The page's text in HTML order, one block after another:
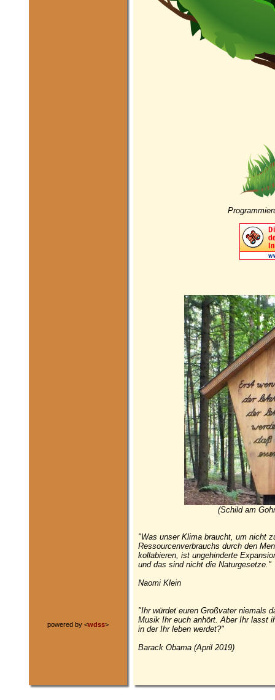
powered by <wdss>
(Schild am
"Was unser Klima braucht, um nicht
Ressourcenverbrauchs durch den
kollabieren, ist ungehinderte
und das sind nicht die Naturgesetze."
Naomi Klein
"Ihr würdet euren Großvater niemals
Musik Ihr euch anhört. Aber Ihr lasst
in der Ihr leben werdet?"
Barack Obama (April 2019)